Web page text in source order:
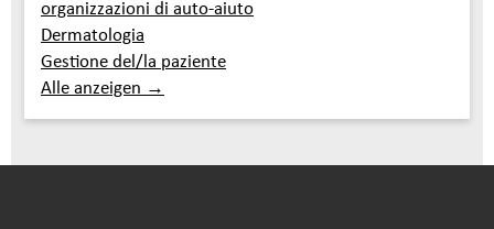
organizzazioni di auto-aiuto
Dermatologia
Gestione del/la paziente
Alle anzeigen →